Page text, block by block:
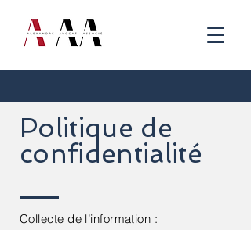
Politique de
confidentialité
Collecte de l’information :